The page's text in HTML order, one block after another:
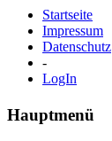
Startseite
Impressum
Datenschutz
-
LogIn
Hauptmenü